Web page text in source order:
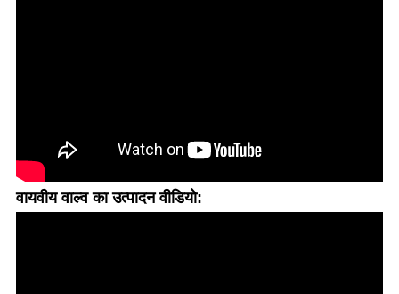
वायवीय वाल्व का उत्पादन वीडियो: